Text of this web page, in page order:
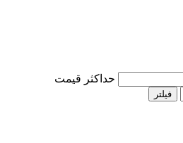
حداکثر قیمت
فیلتر